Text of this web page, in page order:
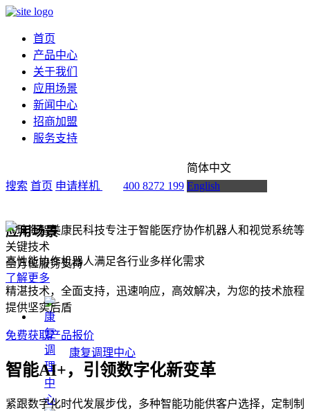
首页
产品中心
关于我们
应用场景
新闻中心
招商加盟
服务支持
搜索 首页 申请样机 400 8272 199
简体中文
English
应用场景
高性能协作机器人满足各行业多样化需求
了解更多
康复调理中心
全方位服务支持
精湛技术，全面支持，迅速响应，高效解决，为您的技术旅程
提供坚实后盾
免费获取产品报价
智能AI+，引领数字化新变革
紧跟数字化时代发展步伐，多种智能功能供客户选择，定制制